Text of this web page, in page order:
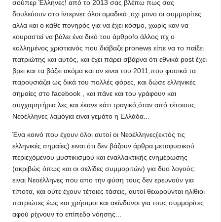
σούπερ Έλληνες! από το 2013 σας βλέπω πως σας
δουλεύουν στο ίντερνετ όλοι ομαδικά ,οχι μονο οι συμμορίτες
αλλα και ο κάθε πονηρός για να έχει κόσμο, χωρίς καν να
κουραστεί να βάλει ένα δικό του άρθρο!ο άλλος πχ ο
κολλημένος χριστιανός που διάβαζε pronews είπε να το παίξει
πατριώτης και αυτός, και έχει πάρει σβάρνα ότι εθνικά post έχει
βρει και τα βάζει ακόμα και αν ειναι του 2011,που φυσικά τα
παρουσιάζει ως δικά του πολλές φόρες, και δώσε ελληνικές
σημαίες στο facebook , και πάνε και του γράφουν και
συγχαρητήρια λες και έκανε κάτι τραγικό,όταν από τέτοιους
Νεοέλληνες λαμόγια ειναι γεμάτο η Ελλάδα...
Ένα κοινό που έχουν όλοι αυτοί οι Νεοέλληνες(εκτός τις
ελληνικές σημαίες) ειναι ότι δεν βάζουν άρθρα μεταφυσικού
περιεχόμενου μυστικισμού και εναλλακτικής ενημέρωσης
(ακριβώς όπως και οι σελίδες συμμοριτών) για δυο λογούς:
ειναι Νεοέλληνες που απο την φύση τους δεν ερευνούν για
τίποτα, και ούτε έχουν τέτοιες τάσεις, αυτοί θεωρούνται ηλίθιοι
πατριώτες έως και χρήσιμοι και ακίνδυνοι για τους συμμορίτες
αφού ρίχνουν το επίπεδο νόησης...